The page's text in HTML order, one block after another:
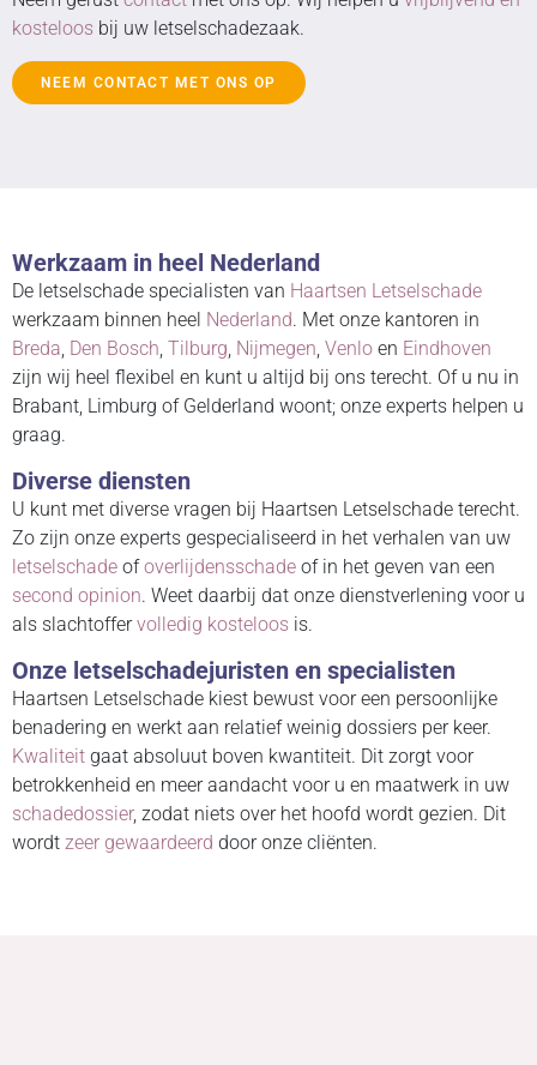
kosteloos bij uw letselschadezaak.
NEEM CONTACT MET ONS OP
Werkzaam in heel Nederland
De letselschade specialisten van Haartsen Letselschade
werkzaam binnen heel Nederland. Met onze kantoren in
Breda Den Bosch Tilburg Nijmegen Venlo en Eindhoven
zijn wij heel flexibel en kunt u altijd bij ons terecht. Of u nu in
Brabant, Limburg of Gelderland woont; onze experts helpen u
graag.
Diverse diensten
U kunt met diverse vragen bij Haartsen Letselschade terecht.
Zo zijn onze experts gespecialiseerd in het verhalen van uw
letselschade ofoverlijdensschade of in het geven van een
second opinion. Weet daarbij dat onze dienstverlening voor u
als slachtoffervolledig kosteloos is.
Onze letselschadejuristen en specialisten
Haartsen Letselschade kiest bewust voor een persoonlijke
benadering en werkt aan relatief weinig dossiers per keer.
Kwaliteit gaat absoluut boven kwantiteit. Dit zorgt voor
betrokkenheid en meer aandacht voor u en maatwerk in uw
schadedossier, zodat niets over het hoofd wordt gezien. Dit
wordt zeer gewaardeerd door onze cliënten.